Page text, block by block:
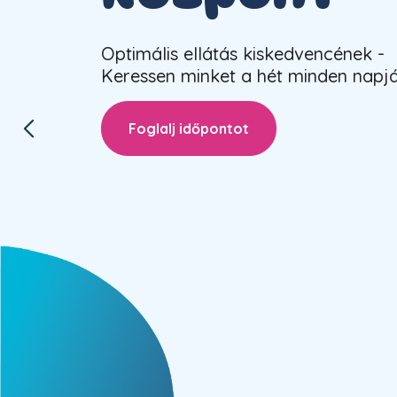
Optimális ellátás kiskedvencének -
Keressen minket a hét minden
Foglalj időpontot